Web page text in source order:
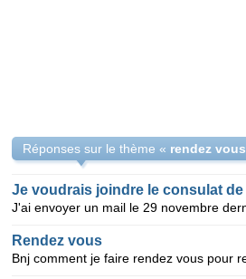
Réponses sur le thème «
Rendez vous